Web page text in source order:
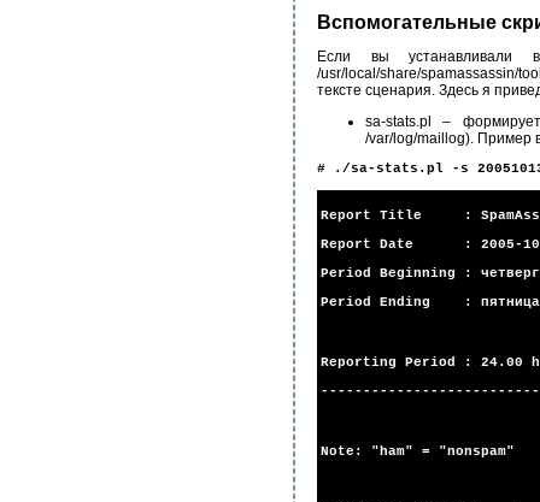
Вспомогательные
Если вы устанавливали
/usr/local/share/spamassassin/
тексте сценария. Здесь я
sa-stats.pl –
/var/log/maillog). Пример
# ./sa-stats.pl -s
Report Title :
Report Date : 2005-
Period Beginning :
Period Ending :
Reporting Period : 24.00
Note: "ham" = "nonspam"